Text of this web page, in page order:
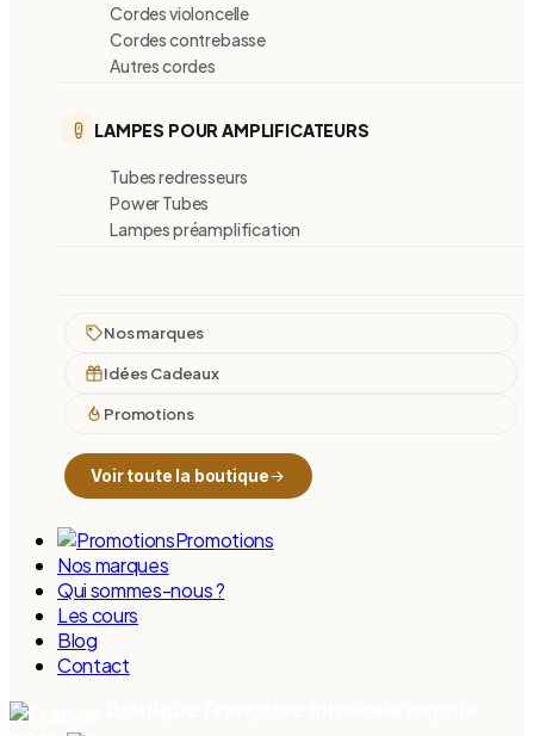
Cordes violoncelle
Cordes contrebasse
Autres cordes
LAMPES POUR AMPLIFICATEURS
Tubes redresseurs
Power Tubes
Lampes préamplification
Nos marques
Idées Cadeaux
Promotions
Voir toute la boutique
Promotions
Nos marques
Qui sommes-nous ?
Les cours
Blog
Contact